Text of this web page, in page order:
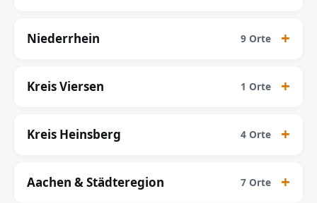
Niederrhein 9 Orte
Kreis Viersen 1 Orte
Kreis Heinsberg 4 Orte
Aachen & Städteregion 7 Orte